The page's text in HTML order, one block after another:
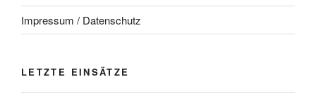
Impressum / Datenschutz
LETZTE EINSÄTZE